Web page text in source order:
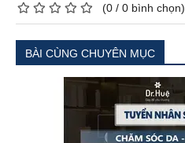
(0 / 0 bình chọn)
BÀI CÙNG CHUYÊN MỤC